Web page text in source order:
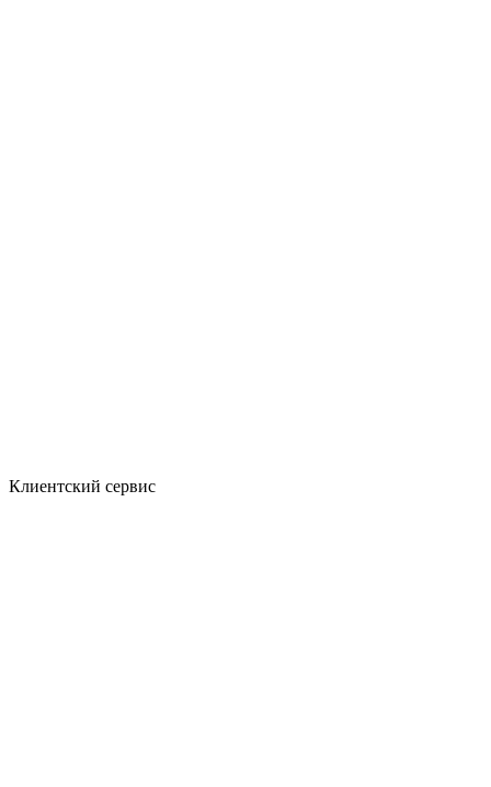
Клиентский сервис